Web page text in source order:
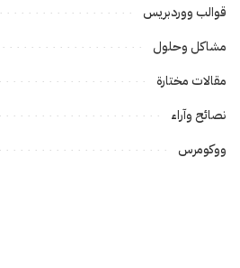
قوالب ووردبريس
مشاكل وحلول
مقالات مختارة
نصائح وآراء
ووكومرس